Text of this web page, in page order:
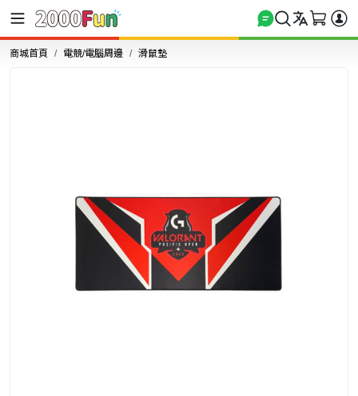
商城首頁 電競/電腦周邊 滑鼠墊